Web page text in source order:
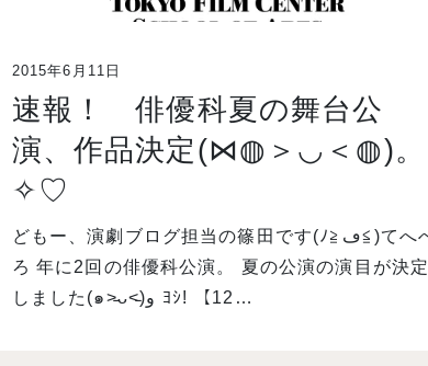
2015年6月11日
速報！ 俳優科夏の舞台公
演、作品決定(⋈◍＞◡＜◍)。
✧♡
どもー、演劇ブログ担当の篠田です(ﾉ≧ڡ≦)てへぺ
ろ 年に2回の俳優科公演。 夏の公演の演目が決定
しました(๑˃̵ᴗ˂̵)و ﾖｼ! 【12…